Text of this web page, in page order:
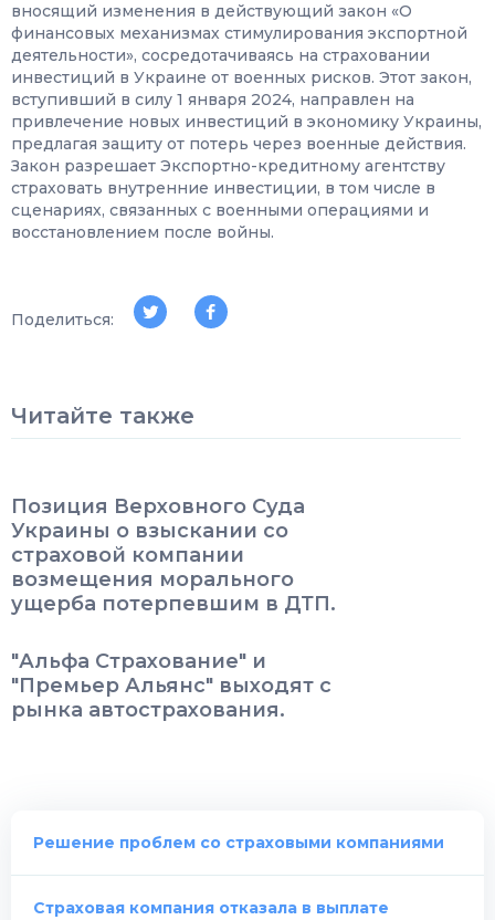
вносящий изменения в действующий закон «О
финансовых механизмах стимулирования экспортной
деятельности», сосредотачиваясь на страховании
инвестиций в Украине от военных рисков. Этот закон,
вступивший в силу 1 января 2024, направлен на
привлечение новых инвестиций в экономику Украины,
предлагая защиту от потерь через военные действия.
Закон разрешает Экспортно-кредитному агентству
страховать внутренние инвестиции, в том числе в
сценариях, связанных с военными операциями и
восстановлением после войны.
Поделиться:
Читайте также
Позиция Верховного Суда
Украины о взыскании со
страховой компании
возмещения морального
ущерба потерпевшим в ДТП.
"Альфа Страхование" и
"Премьер Альянс" выходят с
рынка автострахования.
Решение проблем cо страховыми компаниями
Страховая компания отказала в выплате